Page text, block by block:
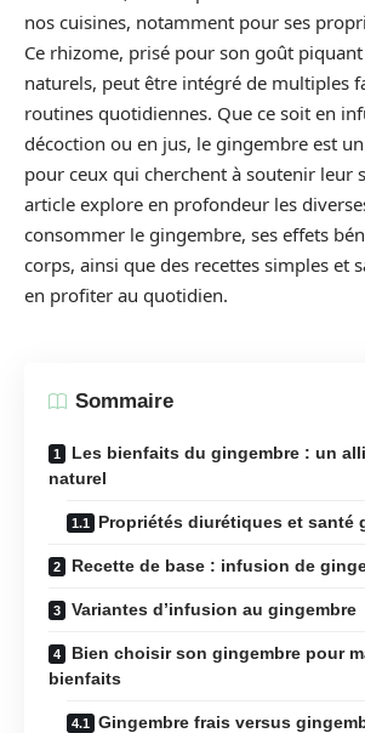
nos cuisines, notamment pour ses
Ce rhizome, prisé pour son goût
naturels, peut être intégré de multiples
routines quotidiennes. Que ce soit en
décoction ou en jus, le gingembre est
pour ceux qui cherchent à soutenir leur
article explore en profondeur les
consommer le gingembre, ses effets
corps, ainsi que des recettes simples et
en profiter au quotidien.
Sommaire
Les bienfaits du gingembre : un
naturel
Propriétés diurétiques et santé
Recette de base : infusion de
Variantes d’infusion au gingembre
Bien choisir son gingembre pour
bienfaits
Gingembre frais versus